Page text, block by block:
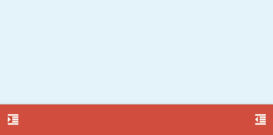
format_indent_increase format_indent_decrease